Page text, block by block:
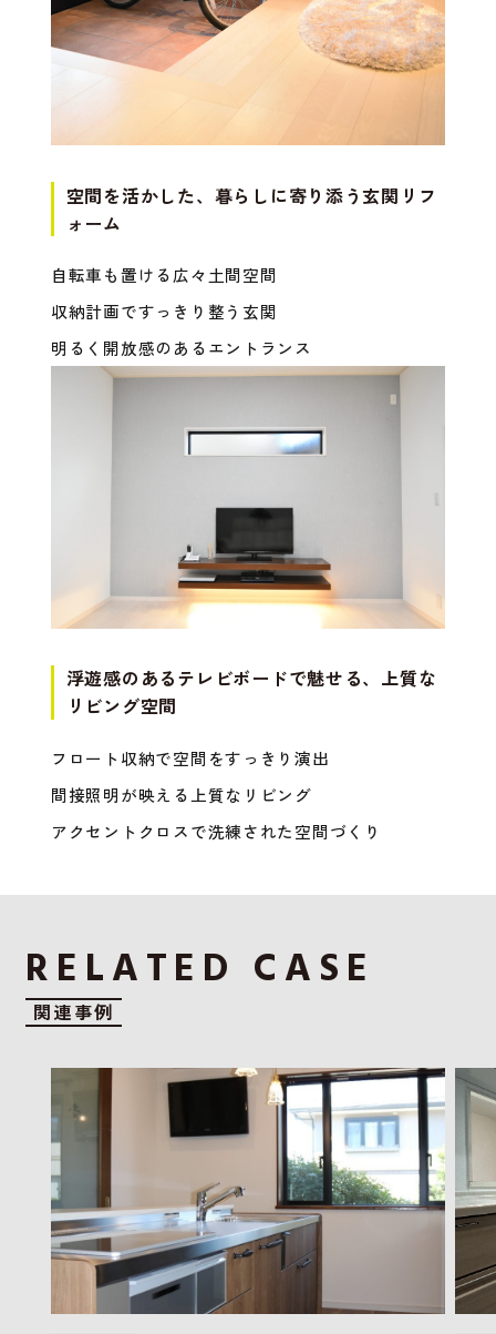
空間を活かした、暮らしに寄り添う玄関リフ
ォーム
自転車も置ける広々土間空間
収納計画ですっきり整う玄関
明るく開放感のあるエントランス
浮遊感のあるテレビボードで魅せる、上質な
リビング空間
フロート収納で空間をすっきり演出
間接照明が映える上質なリビング
アクセントクロスで洗練された空間づくり
RELATED CASE
関連事例